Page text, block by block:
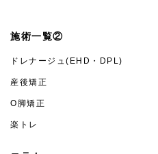
施術一覧②
ドレナージュ(EHD・DPL)
産後矯正
O脚矯正
楽トレ